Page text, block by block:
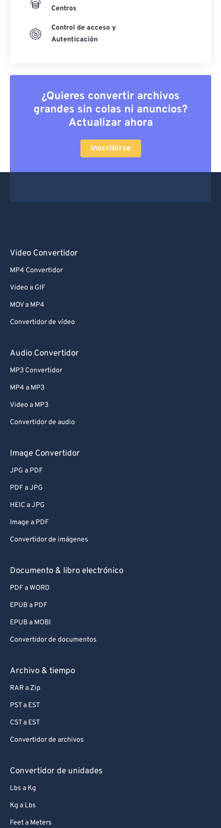
Centros
Control de acceso y
Autenticación
¿Quieres convertir archivos
grandes sin colas ni anuncios?
Actualizar ahora
Inscribirse
Video Convertidor
MP4 Convertidor
Video a GIF
MOV a MP4
Convertidor de vídeo
Audio Convertidor
MP3 Convertidor
MP4 a MP3
Video a MP3
Convertidor de audio
Image Convertidor
JPG a PDF
PDF a JPG
HEIC a JPG
Image a PDF
Convertidor de imágenes
Documento & libro electrónico
PDF a WORD
EPUB a PDF
EPUB a MOBI
Convertidor de documentos
Archivo & tiempo
RAR a Zip
PST a EST
CST a EST
Convertidor de archivos
Convertidor de unidades
Lbs a Kg
Kg a Lbs
Feet a Meters